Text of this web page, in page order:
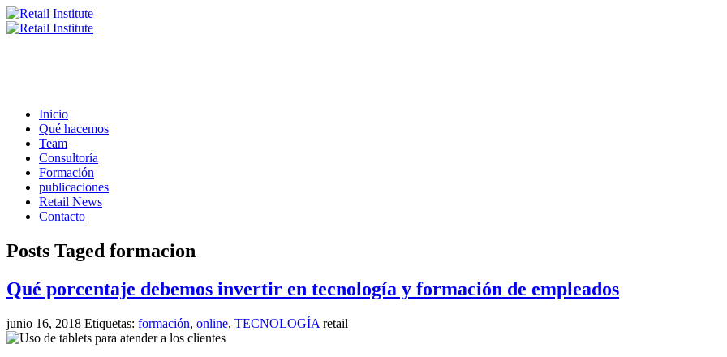
Inicio
Qué hacemos
Team
Consultoría
Formación
publicaciones
Retail News
Contacto
Posts Taged formacion
Qué porcentaje debemos invertir en tecnología y formación de empleados
junio 16, 2018 Etiquetas: formación, online, TECNOLOGÍA retail